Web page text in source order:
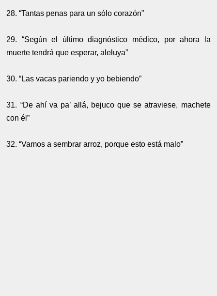
28. “Tantas penas para un sólo corazón”
29. “Según el último diagnóstico médico, por ahora la
muerte tendrá que esperar, aleluya”
30. “Las vacas pariendo y yo bebiendo”
31. “De ahí va pa’ allá, bejuco que se atraviese, machete
con él”
32. “Vamos a sembrar arroz, porque esto está malo”